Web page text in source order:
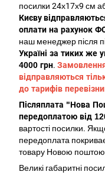
посилки 24х17х9 см
Києву
оплати на рахунок
наш менеджер після
Україні за тиких же
4000 грн.
відправляються
до тарифів
Післяплата "Нова
передоплатою від
вартості посилки.
передоплата
товару Новою поштою
Великі габаритні